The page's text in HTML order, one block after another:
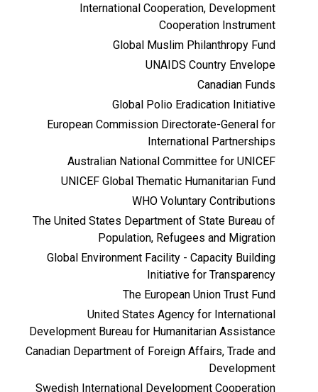
International Cooperation, Development
Cooperation Instrument
Global Muslim Philanthropy Fund
UNAIDS Country Envelope
Canadian Funds
Global Polio Eradication Initiative
European Commission Directorate-General for
International Partnerships
Australian National Committee for UNICEF
UNICEF Global Thematic Humanitarian Fund
WHO Voluntary Contributions
The United States Department of State Bureau of
Population, Refugees and Migration
Global Environment Facility - Capacity Building
Initiative for Transparency
The European Union Trust Fund
United States Agency for International
Development Bureau for Humanitarian Assistance
Canadian Department of Foreign Affairs, Trade and
Development
Swedish International Development Cooperation